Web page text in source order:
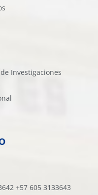
Investigaciones
+57 605 3133643